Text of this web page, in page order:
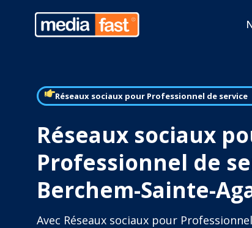
Réseaux sociaux pour Professionnel de service
Réseaux sociaux
Professionnel de
Berchem-Sainte-
Avec Réseaux sociaux pour